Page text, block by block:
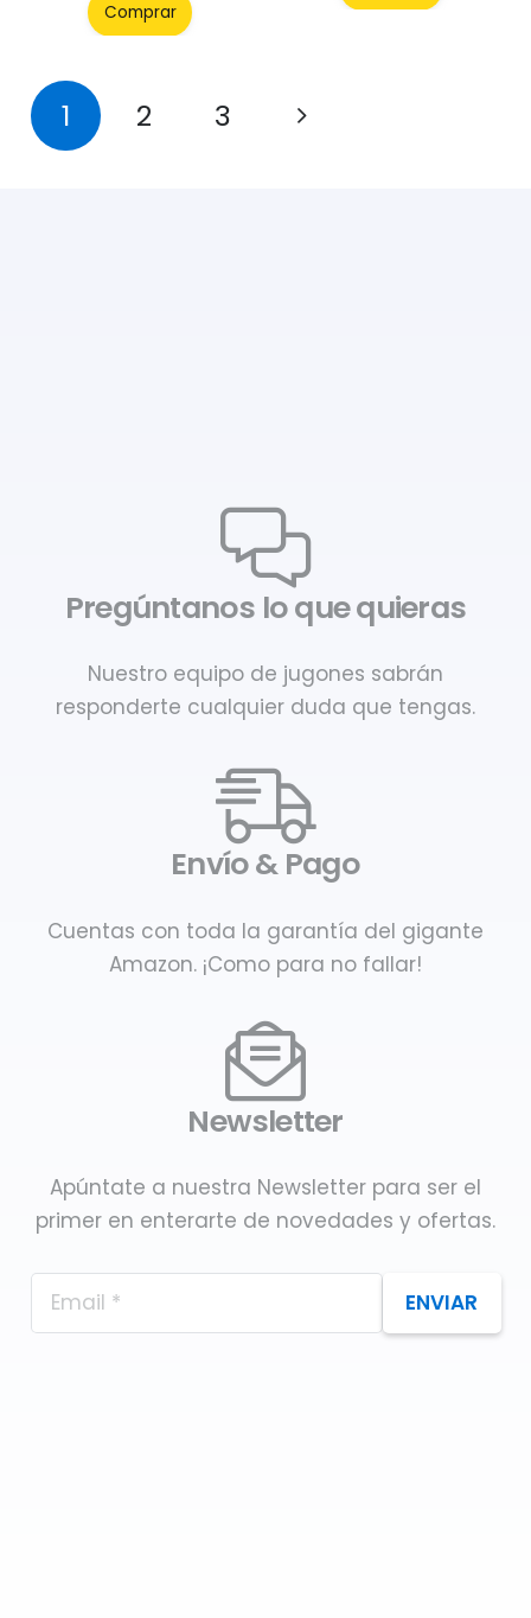
Comprar
1 2 3
Pregúntanos lo que quieras
Nuestro equipo de jugones sabrán
responderte cualquier duda que tengas.
Envío & Pago
Cuentas con toda la garantía del gigante
Amazon. ¡Como para no fallar!
Newsletter
Apúntate a nuestra Newsletter para ser el
primer en enterarte de novedades y ofertas.
ENVIAR